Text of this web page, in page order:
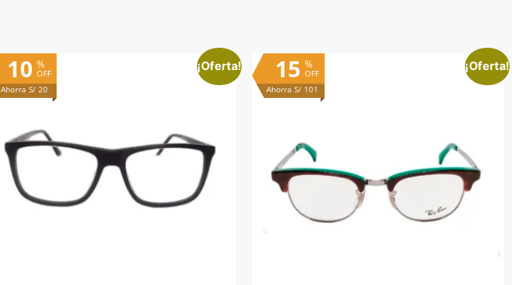
¡Oferta!
%
OFF
10
Ahorra S/ 20
¡Oferta!
%
OFF
15
Ahorra S/ 101